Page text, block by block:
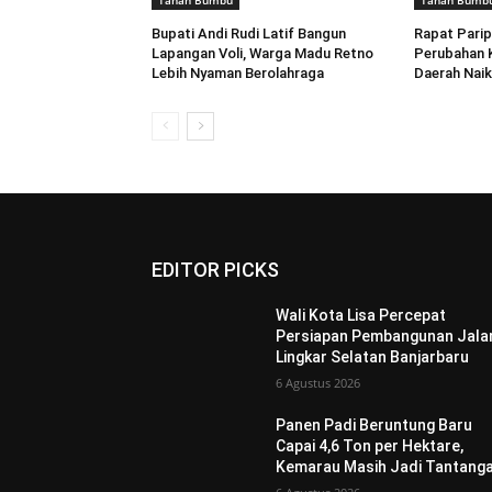
Bupati Andi Rudi Latif Bangun
Lapangan Voli, Warga Madu Retno
Lebih Nyaman Berolahraga
Rapat
Perubahan
Daerah
EDITOR PICKS
Wali Kota Lisa Percepat
Persiapan Pembangunan
Lingkar Selatan Banjarbaru
6 Agustus 2026
Panen Padi Beruntung Baru
Capai 4,6 Ton per Hektare,
Kemarau Masih Jadi